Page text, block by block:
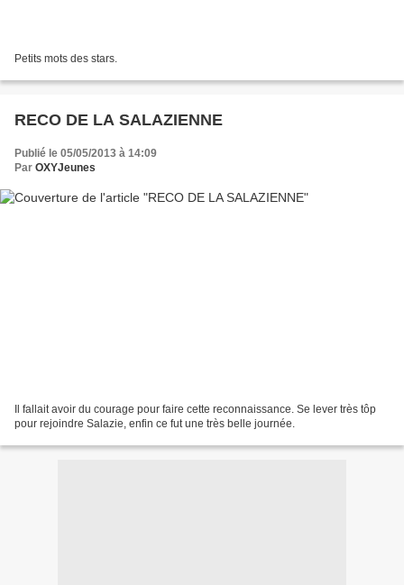
Petits mots des stars.
RECO DE LA SALAZIENNE
Publié le 05/05/2013 à 14:09
Par OXYJeunes
Il fallait avoir du courage pour faire cette reconnaissance. Se lever très tôp
pour rejoindre Salazie, enfin ce fut une très belle journée.